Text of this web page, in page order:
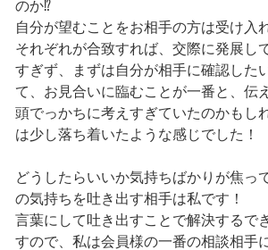
のか⁉️
自分が望むことをお相手の方は受け入
それぞれが合致すれば、交際に発展し
すぎず、まずは自分が相手に確認した
て、お見合いに臨むことが一番と、伝
頭でっかちに考えすぎていたのかもし
は少し落ち着いたような感じでした！
どうしたらいいか気持ちばかりが焦っ
の気持ちを吐き出す相手は私です！
言葉にして吐き出すことで解決するで
すので、私は会員様の一番の相談相手